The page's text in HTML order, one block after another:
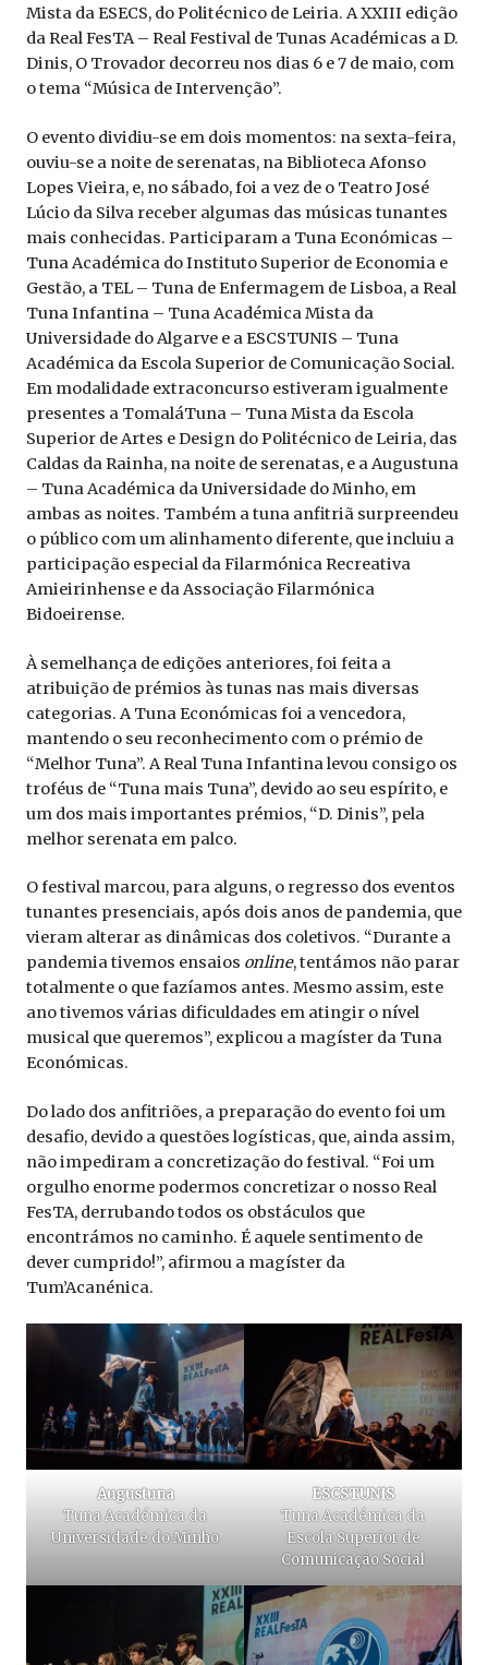
Mista da ESECS, do Politécnico de Leiria. A XXIII edição
da Real FesTA – Real Festival de Tunas Académicas a D.
Dinis, O Trovador decorreu nos dias 6 e 7 de maio, com
o tema “Música de Intervenção”.
O evento dividiu-se em dois momentos: na sexta-feira,
ouviu-se a noite de serenatas, na Biblioteca Afonso
Lopes Vieira, e, no sábado, foi a vez de o Teatro José
Lúcio da Silva receber algumas das músicas tunantes
mais conhecidas. Participaram a Tuna Económicas –
Tuna Académica do Instituto Superior de Economia e
Gestão, a TEL – Tuna de Enfermagem de Lisboa, a Real
Tuna Infantina – Tuna Académica Mista da
Universidade do Algarve e a ESCSTUNIS – Tuna
Académica da Escola Superior de Comunicação Social.
Em modalidade extraconcurso estiveram igualmente
presentes a TomaláTuna – Tuna Mista da Escola
Superior de Artes e Design do Politécnico de Leiria, das
Caldas da Rainha, na noite de serenatas, e a Augustuna
– Tuna Académica da Universidade do Minho, em
ambas as noites. Também a tuna anfitriã surpreendeu
o público com um alinhamento diferente, que incluiu a
participação especial da Filarmónica Recreativa
Amieirinhense e da Associação Filarmónica
Bidoeirense.
À semelhança de edições anteriores, foi feita a
atribuição de prémios às tunas nas mais diversas
categorias. A Tuna Económicas foi a vencedora,
mantendo o seu reconhecimento com o prémio de
“Melhor Tuna”. A Real Tuna Infantina levou consigo os
troféus de “Tuna mais Tuna”, devido ao seu espírito, e
um dos mais importantes prémios, “D. Dinis”, pela
melhor serenata em palco.
O festival marcou, para alguns, o regresso dos eventos
tunantes presenciais, após dois anos de pandemia, que
vieram alterar as dinâmicas dos coletivos. “Durante a
pandemia tivemos ensaios online, tentámos não parar
totalmente o que fazíamos antes. Mesmo assim, este
ano tivemos várias dificuldades em atingir o nível
musical que queremos”, explicou a magíster da Tuna
Económicas.
Do lado dos anfitriões, a preparação do evento foi um
desafio, devido a questões logísticas, que, ainda assim,
não impediram a concretização do festival. “Foi um
orgulho enorme podermos concretizar o nosso Real
FesTA, derrubando todos os obstáculos que
encontrámos no caminho. É aquele sentimento de
dever cumprido!”, afirmou a magíster da
Tum’Acanénica.
Augustuna
Tuna Académica da
Universidade do Minho
ESCSTUNIS
Tuna Académica da
Escola Superior de
Comunicação Social